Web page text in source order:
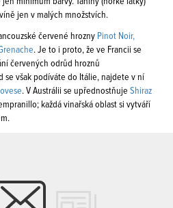
jen v malých množstvích.
červené hrozny Pinot Noir,
. Je to i proto, že ve Francii se
červených odrůd hroznů
se však podíváte do Itálie, najdete v ní
. V Austrálii se upřednostňuje Shiraz
každá vinařská oblast si vytváří